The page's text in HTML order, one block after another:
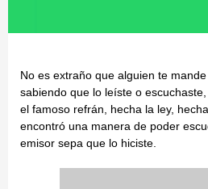
No es extraño que alguien te
sabiendo que lo leíste o
el famoso refrán, hecha la ley,
encontró una manera de poder
emisor sepa que lo hiciste.